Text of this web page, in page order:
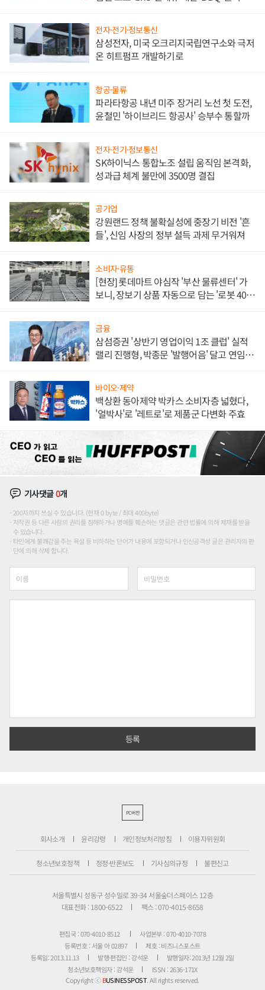
전자·전기·정보통신
삼성전자, 미국 오크리지국립연구소와 극저
온 히트펌프 개발하기로
항공·물류
파라타항공 내년 미주 장거리 노선 첫 도전,
윤철민 '하이브리드 항공사' 승부수 통할까
전자·전기·정보통신
SK하이닉스 통합노조 설립 움직임 본격화,
성과급 체계 불만에 3500명 결집
공기업
강원랜드 정책 불확실성에 중장기 비전 '흔
들', 신임 사장의 정부 설득 과제 무거워져
소비자·유통
[현장] 롯데마트 야심작 '부산 물류센터' 가
보니, 장보기 상품 자동으로 담는 '로봇 400
금융
삼섬증권 '상반기 영업이익 1조 클럽' 실적
랠리 진행형, 박종문 '발행어음' 달고 연임 향
바이오·제약
백상환 동아제약 박카스 소비자층 넓혔다,
'얼박사'로 '레트로'로 제품군 다변화 주효
기사댓글0개
200자까지 쓰실 수 있습니다. (현재 0 byte / 최대 400byte)
저작권 등 다른 사람의 권리를 침해하거나 명예를 훼손하는 댓글은 관련 법률에 의해 제재를 받을
수 있습니다.
타인에게 불쾌감을 주는 욕설 등 비하하는 단어가 내용에 포함되거나 인신공격성 글은 관리자의 판
단에 의해 삭제 합니다.
PC버전
회사소개 윤리강령 개인정보처리방침 이용자위원회
청소년보호정책 정정·반론보도 기사심의규정 불편신고
서울특별시 성동구 성수일로 39-34 서울숲더스페이스 12층
대표전화 : 1800-6522
팩스 : 070-4015-8658
편집국 : 070-4010-8512
사업본부 : 070-4010-7078
등록번호 : 서울 아 02897
제호 : 비즈니스포스트
등록일: 2013.11.13
발행·편집인 : 강석운
발행일자: 2013년 12월 2일
청소년보호책임자 : 강석운
ISSN : 2636-171X
Copyright ⓒBUSINESSPOST. All rights reserved.